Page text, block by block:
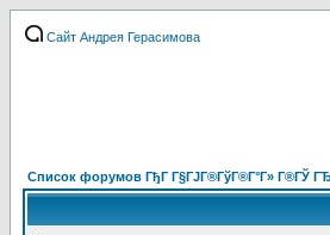
Сайт Андрея Герасимова
Список форумов ГђГ Г§ГЈГ®ГўГ®Г°Г» Г®ГЎ